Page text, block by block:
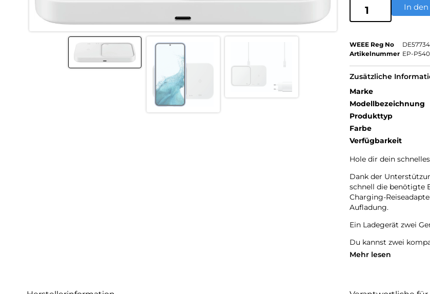
In
WEEE Reg No
Artikelnummer EP-
Zusätzliche
Marke
Modellbezeichnung
Produkttyp
Farbe
Verfügbarkeit
Hole dir dein
Dank der
schnell die benötigte
Charging-
Aufladung.
Ein Ladegerät zwei
Du kannst zwei
und deine Galaxy
Mehr lesen